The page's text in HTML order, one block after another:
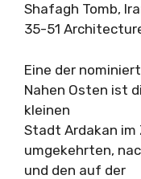
Shafagh Tomb,
35-51
Eine der
Nahen Osten ist
kleinen
Stadt Ardakan
umgekehrten,
und den auf der